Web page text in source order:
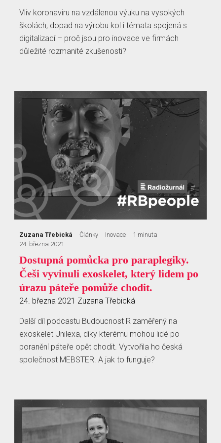
Vliv koronaviru na vzdálenou výuku na vysokých
školách, dopad na výrobu kol i témata spojená s
digitalizací – proč jsou pro inovace ve firmách
důležité rozmanité zkušenosti?
Zuzana Třebická Články Inovace
1 minuta
24. března 2021
Dostupná pomůcka pro paraplegiky.
Češi vyvinuli exoskelet, který lidem po
úrazu páteře pomůže chodit.
24. března 2021 Zuzana Třebická
Další díl podcastu Budoucnost R zaměřený na
exoskelet Unilexa, díky kterému mohou lidé po
poranění páteře opět chodit. Vytvořila ho česká
společnost MEBSTER. A jak to funguje?